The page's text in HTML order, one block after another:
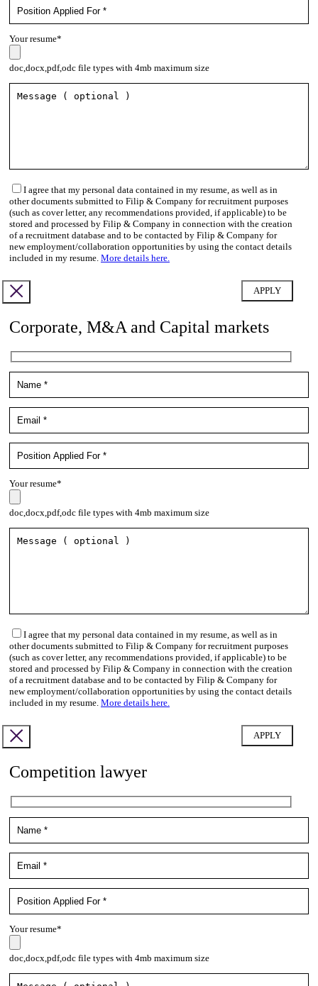
Your resume*
doc,docx,pdf,odc file types with 4mb maximum size
I agree that my personal data contained in my resume, as well as in
other documents submitted to Filip & Company for recruitment purposes
(such as cover letter, any recommendations provided, if applicable) to be
stored and processed by Filip & Company in connection with the creation
of a recruitment database and to be contacted by Filip & Company for
new employment/collaboration opportunities by using the contact details
included in my resume. More details here.
Corporate, M&A and Capital markets
Your resume*
doc,docx,pdf,odc file types with 4mb maximum size
I agree that my personal data contained in my resume, as well as in
other documents submitted to Filip & Company for recruitment purposes
(such as cover letter, any recommendations provided, if applicable) to be
stored and processed by Filip & Company in connection with the creation
of a recruitment database and to be contacted by Filip & Company for
new employment/collaboration opportunities by using the contact details
included in my resume. More details here.
Competition lawyer
Your resume*
doc,docx,pdf,odc file types with 4mb maximum size